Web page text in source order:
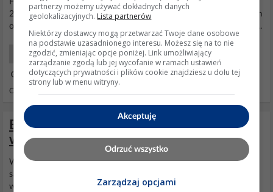
HC=341.00 ppm obj O2=.32000% obj Lambda=.86200 Obroty
2000-3000 tys CO=7.2600%obj CO2=10.610%obj HC=294.00 ppm
obj O2=.25000%obj Lambda=.81100 Czy
lambda nadaje sie...
Samochody Elektryka i elektronika
08 Lut 2006 17:54
Odpowiedzi: 16 Wyświetleń: 4175
Badanie sondy lambda! Wyniki załączone
w plikach avi.
Witam. Badałemsondęlambda u mnie w samochodzie. Ponieważ
sam nie potrafię zweryfikowac tych wyników więc zwracam się do
was o pomoc. SAmochód to Opel Omega A z silnikiem 2,6 i z
partnerzy możemy używać dokładnych danych
geolokalizacyjnych. Lista partnerów
Niektórzy dostawcy mogą przetwarzać Twoje dane osobowe
na podstawie uzasadnionego interesu. Możesz się na to nie
zgodzić, zmieniając opcje poniżej. Link umożliwiający
zarządzanie zgodą lub jej wycofanie w ramach ustawień
dotyczących prywatności i plików cookie znajdziesz u dołu tej
strony lub w menu witryny.
Akceptuję
Odrzuć wszystko
Zarządzaj opcjami